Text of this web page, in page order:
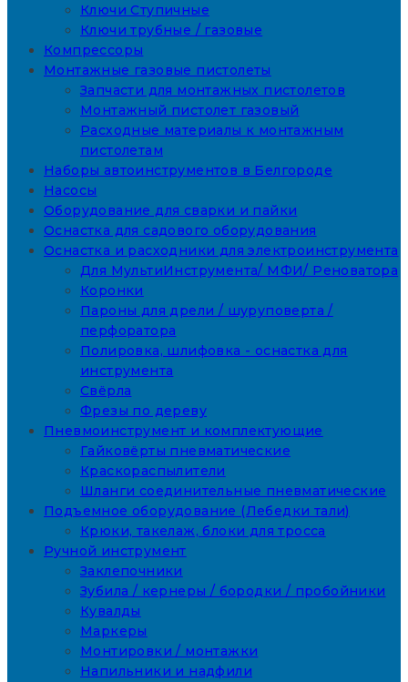
Ключи Ступичные
Ключи трубные / газовые
Компрессоры
Монтажные газовые пистолеты
Запчасти для монтажных пистолетов
Монтажный пистолет газовый
Расходные материалы к монтажным
пистолетам
Наборы автоинструментов в Белгороде
Насосы
Оборудование для сварки и пайки
Оснастка для садового оборудования
Оснастка и расходники для электроинструмента
Для МультиИнструмента/ МФИ/ Реноватора
Коронки
Пароны для дрели / шуруповерта /
перфоратора
Полировка, шлифовка - оснастка для
инструмента
Свёрла
Фрезы по дереву
Пневмоинструмент и комплектующие
Гайковёрты пневматические
Краскораспылители
Шланги соединительные пневматические
Подъемное оборудование (Лебедки тали)
Крюки, такелаж, блоки для тросса
Ручной инструмент
Заклепочники
Зубила / кернеры / бородки / пробойники
Кувалды
Маркеры
Монтировки / монтажки
Напильники и надфили